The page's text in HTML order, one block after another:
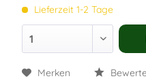
Lieferzeit 1-2 Tage
Merken